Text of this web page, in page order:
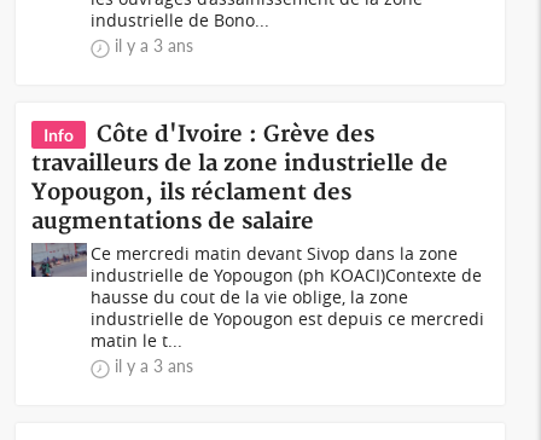
industrielle de Bono...
il y a 3 ans
Info
Côte d'Ivoire : Grève des
travailleurs de la zone industrielle de
Yopougon, ils réclament des
augmentations de salaire
Ce mercredi matin devant Sivop dans la zone
industrielle de Yopougon (ph KOACI)Contexte de
hausse du cout de la vie oblige, la zone
industrielle de Yopougon est depuis ce mercredi
matin le t...
il y a 3 ans